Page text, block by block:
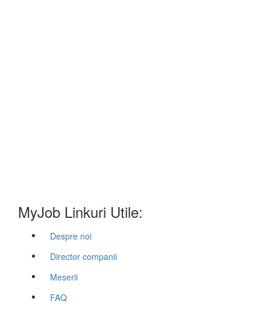
MyJob Linkuri Utile:
Despre noi
Director companii
Meserii
FAQ